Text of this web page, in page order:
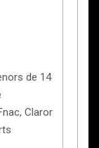
de 14
Claror